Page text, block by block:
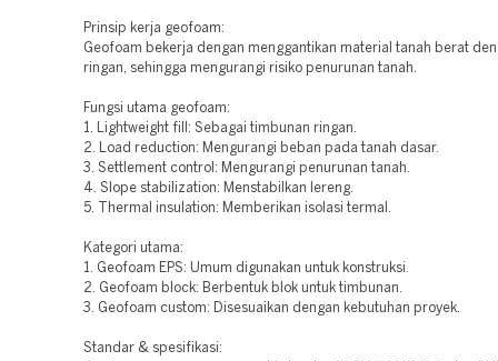
Prinsip kerja geofoam:
Geofoam bekerja dengan menggantikan material tanah berat
ringan, sehingga mengurangi risiko penurunan tanah.
Fungsi utama geofoam:
1. Lightweight fill: Sebagai timbunan ringan.
2. Load reduction: Mengurangi beban pada tanah dasar.
3. Settlement control: Mengurangi penurunan tanah.
4. Slope stabilization: Menstabilkan lereng.
5. Thermal insulation: Memberikan isolasi termal.
Kategori utama:
1. Geofoam EPS: Umum digunakan untuk konstruksi.
2. Geofoam block: Berbentuk blok untuk timbunan.
3. Geofoam custom: Disesuaikan dengan kebutuhan proyek.
Standar & spesifikasi: